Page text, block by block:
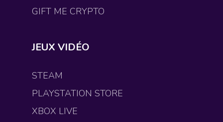
GIFT ME CRYPTO
JEUX VIDÉO
STEAM
PLAYSTATION STORE
XBOX LIVE